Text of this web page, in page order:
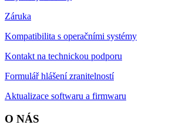
Záruka
Kompatibilita s operačními systémy
Kontakt na technickou podporu
Formulář hlášení zranitelností
Aktualizace softwaru a firmwaru
O NÁS